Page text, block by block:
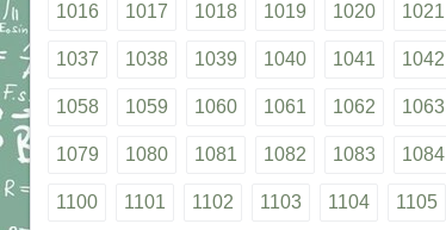
1016 1017 1018 1019 1020 1021
1037 1038 1039 1040 1041 1042
1058 1059 1060 1061 1062 1063
1079 1080 1081 1082 1083 1084
1100 1101 1102 1103 1104 1105